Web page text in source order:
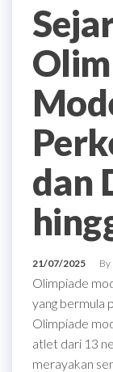
dan
21/07/2025 By
Olimpiade
yang bermula
Olimpiade
atlet dari 13
merayakan